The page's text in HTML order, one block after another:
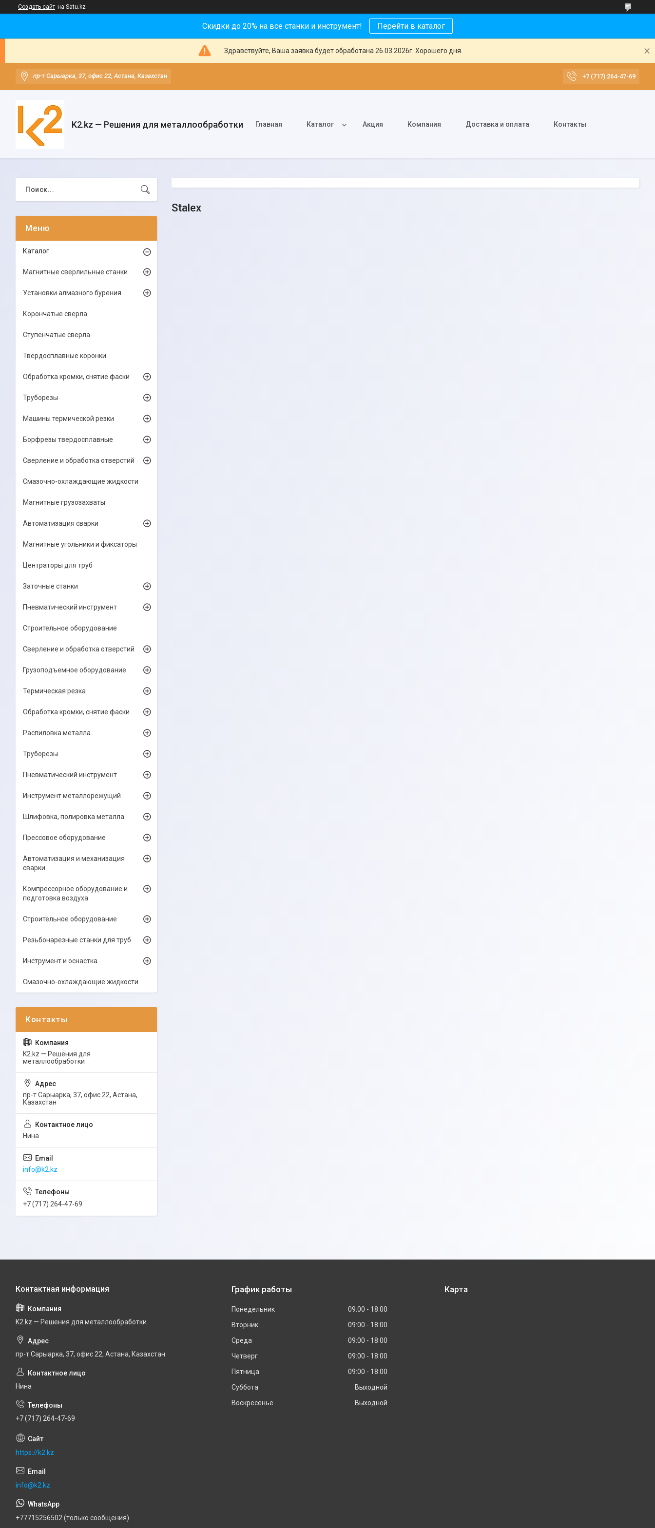
Создать сайт на Satu.kz
Скидки до 20% на все станки и инструмент! Перейти в каталог
Здравствуйте, Ваша заявка будет обработана 26.03.2026г. Хорошего дня.
пр-т Сарыарка, 37, офис 22, Астана, Казахстан +7 (717) 264-47-69
K2.kz — Решения для металлообработки Главная Каталог Акция Компания Доставка и оплата Контакты
Stalex
Каталог
Магнитные сверлильные станки
Установки алмазного бурения
Корончатые сверла
Ступенчатые сверла
Твердосплавные коронки
Обработка кромки, снятие фаски
Труборезы
Машины термической резки
Борфрезы твердосплавные
Сверление и обработка отверстий
Смазочно-охлаждающие жидкости
Магнитные грузозахваты
Автоматизация сварки
Магнитные угольники и фиксаторы
Центраторы для труб
Заточные станки
Пневматический инструмент
Строительное оборудование
Сверление и обработка отверстий
Грузоподъемное оборудование
Термическая резка
Обработка кромки, снятие фаски
Распиловка металла
Труборезы
Пневматический инструмент
Инструмент металлорежущий
Шлифовка, полировка металла
Прессовое оборудование
Автоматизация и механизация
сварки
Компрессорное оборудование и
подготовка воздуха
Строительное оборудование
Резьбонарезные станки для труб
Инструмент и оснастка
Смазочно-охлаждающие жидкости
K2.kz — Решения для
металлообработки
пр-т Сарыарка, 37, офис 22, Астана,
Казахстан
Нина
info@k2.kz
+7 (717) 264-47-69
K2.kz — Решения для металлообработки
пр-т Сарыарка, 37, офис 22, Астана, Казахстан
Нина
+7 (717) 264-47-69
https://k2.kz
info@k2.kz
+77715256502 (только сообщения)
График работы
Понедельник 09:00
18:00
Вторник
09:00
18:00
Среда
09:00
18:00
Четверг
09:00
18:00
Пятница
09:00
18:00
Суббота
Выходной
Воскресенье
Выходной
Карта